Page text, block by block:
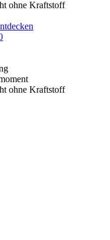
ohne Kraftstoff
ohne Kraftstoff